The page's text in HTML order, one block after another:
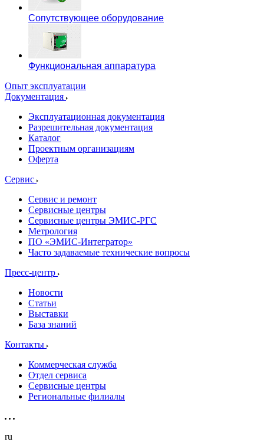
Сопутствующее оборудование
Функциональная аппаратура
Опыт эксплуатации
Документация
Эксплуатационная документация
Разрешительная документация
Каталог
Проектным организациям
Оферта
Сервис
Сервис и ремонт
Сервисные центры
Сервисные центры ЭМИС-РГС
Метрология
ПО «ЭМИС-Интегратор»
Часто задаваемые технические вопросы
Пресс-центр
Новости
Статьи
Выставки
База знаний
Контакты
Коммерческая служба
Отдел сервиса
Сервисные центры
Региональные филиалы
ru